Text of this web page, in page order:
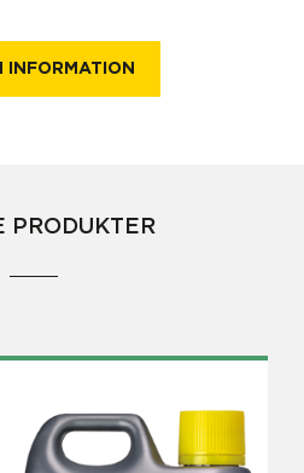
INFORMATION
PRODUKTER